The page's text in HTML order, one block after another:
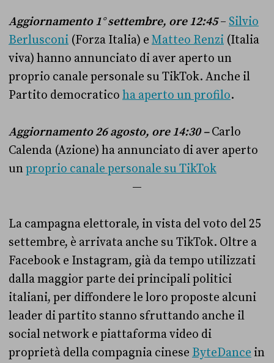
Aggiornamento 1° settembre, ore 12:45– Silvio
Berlusconi (Forza Italia) e Matteo Renzi (Italia
viva) hanno annunciato di aver aperto un
proprio canale personale su TikTok. Anche il
Partito democratico ha aperto un profilo.
Aggiornamento 26 agosto, ore 14:30 –Carlo
Calenda (Azione) ha annunciato di aver aperto
unproprio canale personale su TikTok
—
La campagna elettorale, in vista del voto del 25
settembre, è arrivata anche su TikTok. Oltre a
Facebook e Instagram, già da tempo utilizzati
dalla maggior parte dei principali politici
italiani, per diffondere le loro proposte alcuni
leader di partito stanno sfruttando anche il
social network e piattaforma video di
proprietà della compagnia cinese ByteDance in